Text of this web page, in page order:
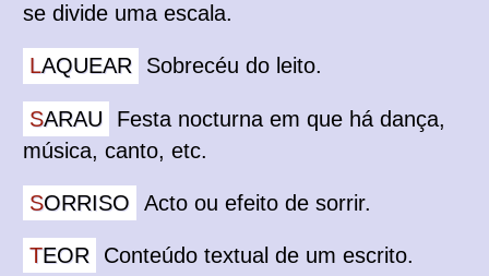
se divide uma escala.
LAQUEAR Sobrecéu do leito.
SARAU
Festa nocturna em que há dança,
música, canto, etc.
SORRISO Acto ou efeito de sorrir.
TEOR Conteúdo textual de um escrito.